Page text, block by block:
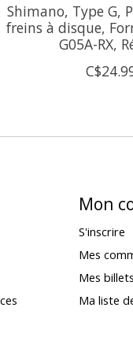
Shimano, Type G,
freins à disque,
G05A-RX,
Mon
S'inscrire
Mes
Mes billets
Ma liste